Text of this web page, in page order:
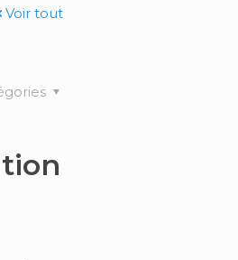
Voir tout